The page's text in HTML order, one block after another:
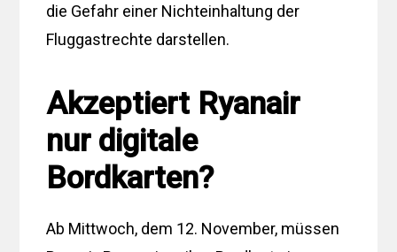
die Gefahr einer Nichteinhaltung der
Fluggastrechte darstellen.
Akzeptiert Ryanair
nur digitale
Bordkarten?
Ab Mittwoch, dem 12. November, müssen